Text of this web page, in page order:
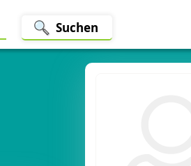
Suchen